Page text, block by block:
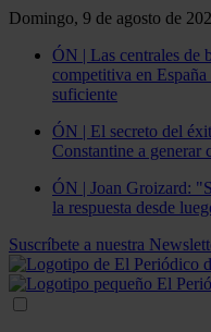
Domingo, 9 de agosto de
ÓN | Las centrales de
competitiva en
suficiente
ÓN | El secreto del
Constantine a generar
ÓN | Joan Groizard:
la respuesta desde
Suscríbete a nuestra